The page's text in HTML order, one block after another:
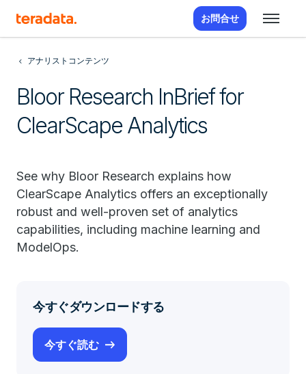
お問合せ
アナリストコンテンツ
Bloor Research InBrief for
ClearScape Analytics
See why Bloor Research explains how
ClearScape Analytics offers an exceptionally
robust and well-proven set of analytics
capabilities, including machine learning and
ModelOps.
今すぐダウンロードする
今すぐ読む